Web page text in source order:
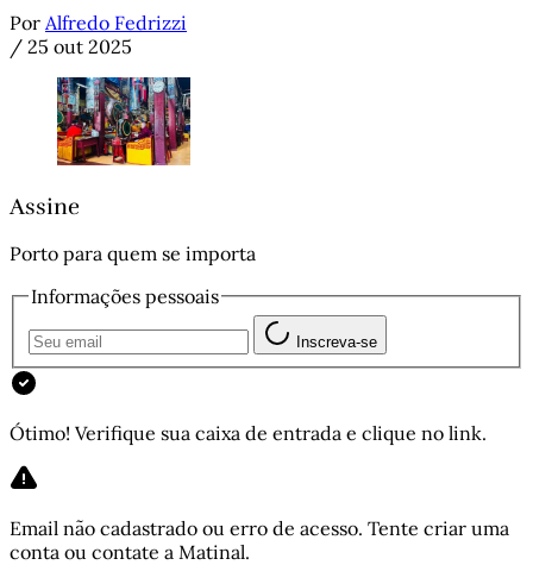
Por Alfredo Fedrizzi
/ 25 out 2025
Assine
Porto para quem se importa
Informações pessoais
Inscreva-se
Ótimo! Verifique sua caixa de entrada e clique no link.
Email não cadastrado ou erro de acesso. Tente criar uma
conta ou contate a Matinal.